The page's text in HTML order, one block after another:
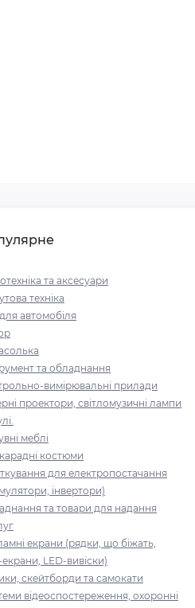
та аксесуари
техніка
автомобіля
та обладнання
вимірювальні прилади
проектори, світломузичні лампи
меблі
костюми
для електропостачання
інвертори)
та товари для надання
екрани (рядки, що біжать,
екрани, LED-вивіски)
скейтборди та самокати
відеоспостереження, охоронні